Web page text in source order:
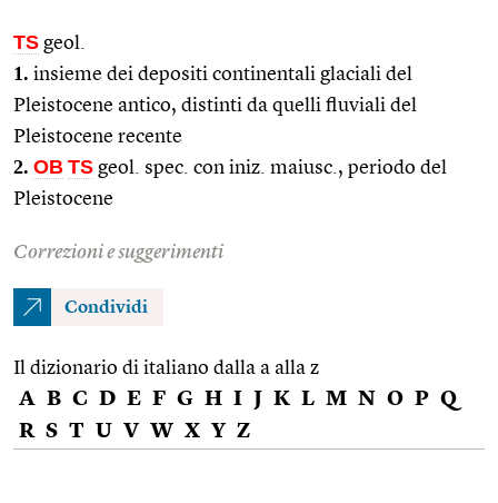
TS geol.
1. insieme dei depositi continentali glaciali del
Pleistocene antico, distinti da quelli fluviali del
Pleistocene recente
2. OB TS geol. spec. con iniz. maiusc., periodo del
Pleistocene
Correzioni e suggerimenti
Condividi
Il dizionario di italiano dalla a alla z
A B C D E F G H I J K L M N O P Q
R S T U V W X Y Z